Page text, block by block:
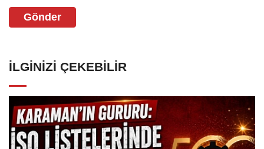
Gönder
İLGINIZI ÇEKEBILIR